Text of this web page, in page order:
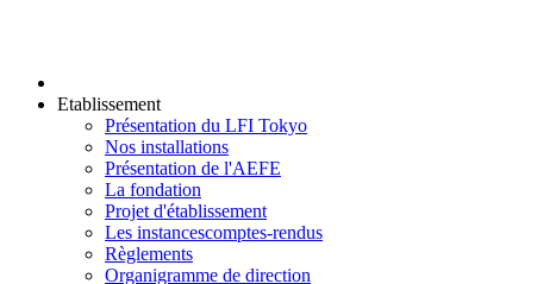
Etablissement
Présentation du LFI Tokyo
Nos installations
Présentation de l'AEFE
La fondation
Projet d'établissement
Les instancescomptes-rendus
Règlements
Organigramme de direction